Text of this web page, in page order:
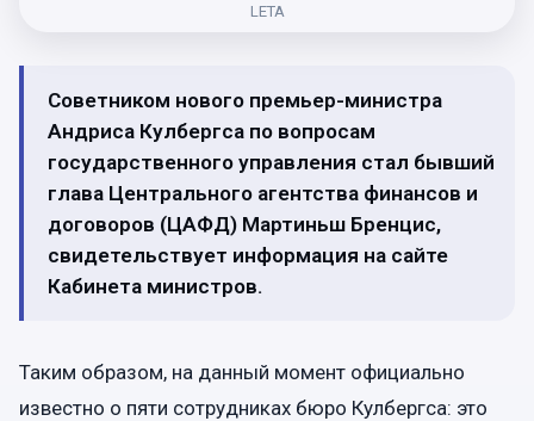
LETA
Советником нового премьер-министра
Андриса Кулбергса по вопросам
государственного управления стал бывший
глава Центрального агентства финансов и
договоров (ЦАФД) Мартиньш Бренцис,
свидетельствует информация на сайте
Кабинета министров.
Таким образом, на данный момент официально
известно о пяти сотрудниках бюро Кулбергса: это